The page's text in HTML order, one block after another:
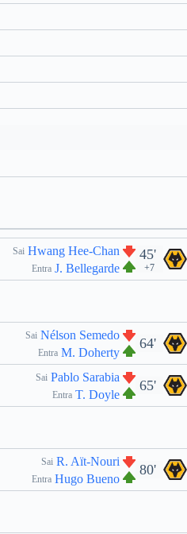
45'
+7
Sai Hwang Hee-Chan
Entra J. Bellegarde
64'
Sai Nélson Semedo
Entra M. Doherty
65'
Sai Pablo Sarabia
Entra T. Doyle
80'
Sai R. Aït-Nouri
Entra Hugo Bueno